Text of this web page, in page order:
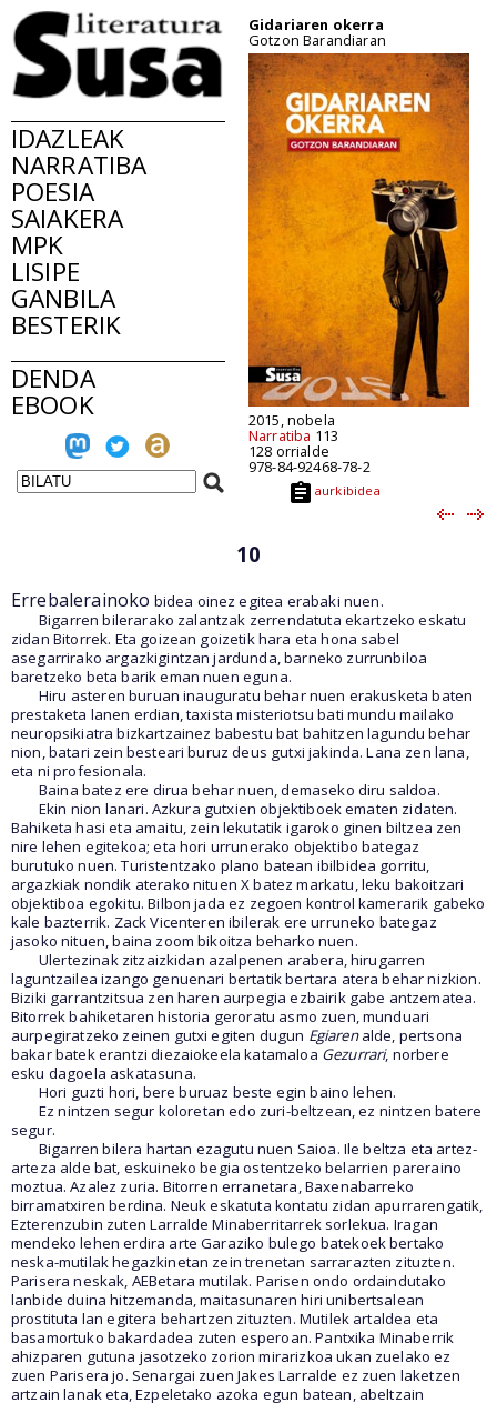
IDAZLEAK
NARRATIBA
POESIA
SAIAKERA
MPK
LISIPE
GANBILA
BESTERIK
DENDA
EBOOK
Gidariaren okerra
Gotzon Barandiaran
2015, nobela
Narratiba 113
128 orrialde
978-84-92468-78-2
aurkibidea
10
Errebalerainoko bidea oinez egitea erabaki nuen.
Bigarren bilerarako zalantzak zerrendatuta ekartzeko eskatu
zidan Bitorrek. Eta goizean goizetik hara eta hona sabel
asegarrirako argazkigintzan jardunda, barneko zurrunbiloa
baretzeko beta barik eman nuen eguna.
Hiru asteren buruan inauguratu behar nuen erakusketa baten
prestaketa lanen erdian, taxista misteriotsu bati mundu mailako
neuropsikiatra bizkartzainez babestu bat bahitzen lagundu behar
nion, batari zein besteari buruz deus gutxi jakinda. Lana zen lana,
eta ni profesionala.
Baina batez ere dirua behar nuen, demaseko diru saldoa.
Ekin nion lanari. Azkura gutxien objektiboek ematen zidaten.
Bahiketa hasi eta amaitu, zein lekutatik igaroko ginen biltzea zen
nire lehen egitekoa; eta hori urrunerako objektibo bategaz
burutuko nuen. Turistentzako plano batean ibilbidea gorritu,
argazkiak nondik aterako nituen X batez markatu, leku bakoitzari
objektiboa egokitu. Bilbon jada ez zegoen kontrol kamerarik gabeko
kale bazterrik. Zack Vicenteren ibilerak ere urruneko bategaz
jasoko nituen, baina zoom bikoitza beharko nuen.
Ulertezinak zitzaizkidan azalpenen arabera, hirugarren
laguntzailea izango genuenari bertatik bertara atera behar nizkion.
Biziki garrantzitsua zen haren aurpegia ezbairik gabe antzematea.
Bitorrek bahiketaren historia geroratu asmo zuen, munduari
aurpegiratzeko zeinen gutxi egiten dugun Egiarenalde, pertsona
bakar batek erantzi diezaiokeela katamaloa Gezurrari, norbere
esku dagoela askatasuna.
Hori guzti hori, bere buruaz beste egin baino lehen.
Ez nintzen segur koloretan edo zuri-beltzean, ez nintzen batere
segur.
Bigarren bilera hartan ezagutu nuen Saioa. Ile beltza eta artez-
arteza alde bat, eskuineko begia ostentzeko belarrien pareraino
moztua. Azalez zuria. Bitorren erranetara, Baxenabarreko
birramatxiren berdina. Neuk eskatuta kontatu zidan apurrarengatik,
Ezterenzubin zuten Larralde Minaberritarrek sorlekua. Iragan
mendeko lehen erdira arte Garaziko bulego batekoek bertako
neska-mutilak hegazkinetan zein trenetan sarrarazten zituzten.
Parisera neskak, AEBetara mutilak. Parisen ondo ordaindutako
lanbide duina hitzemanda, maitasunaren hiri unibertsalean
prostituta lan egitera behartzen zituzten. Mutilek artaldea eta
basamortuko bakardadea zuten esperoan. Pantxika Minaberrik
ahizparen gutuna jasotzeko zorion mirarizkoa ukan zuelako ez
zuen Parisera jo. Senargai zuen Jakes Larralde ez zuen laketzen
artzain lanak eta, Ezpeletako azoka egun batean, abeltzain